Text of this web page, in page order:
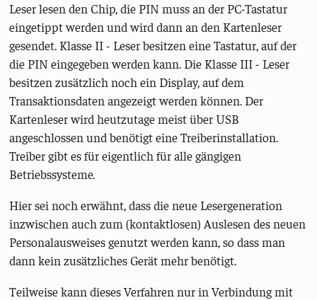
Leser lesen den Chip, die PIN muss an der PC-Tastatur
eingetippt werden und wird dann an den Kartenleser
gesendet. Klasse II - Leser besitzen eine Tastatur, auf der
die PIN eingegeben werden kann. Die Klasse III - Leser
besitzen zusätzlich noch ein Display, auf dem
Transaktionsdaten angezeigt werden können. Der
Kartenleser wird heutzutage meist über USB
angeschlossen und benötigt eine Treiberinstallation.
Treiber gibt es für eigentlich für alle gängigen
Betriebssysteme.
Hier sei noch erwähnt, dass die neue Lesergeneration
inzwischen auch zum (kontaktlosen) Auslesen des neuen
Personalausweises genutzt werden kann, so dass man
dann kein zusätzliches Gerät mehr benötigt.
Teilweise kann dieses Verfahren nur in Verbindung mit